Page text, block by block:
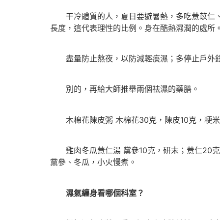
干冷體質的人，夏日要避暑熱，多吃薏苡仁
長度，這代表理性的比例。身在酷熱濕潤的處所
盡量防止熬夜，以防減輕痰濕；多停止戶外
別的，再給大師推舉兩個祛濕的藥膳。
木棉花陳皮粥 木棉花30克，陳皮10克，粳米
雞肉冬瓜薏仁湯 黨參10克，研末；薏仁20克
黨參、冬瓜，小火慢煮。
濕氣纏身看哪個科室？